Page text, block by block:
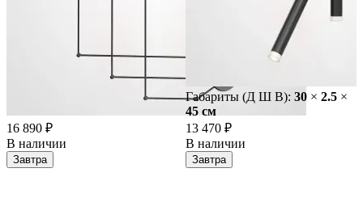
16 890 ₽
В наличии
Завтра
Габариты (Д Ш В): 30 × 2.5 ×
45 cм
13 470 ₽
В наличии
Завтра